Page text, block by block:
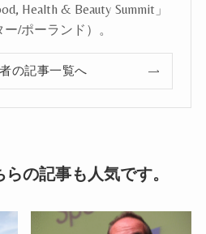
Health & Beauty Summit」
ー/ポーランド）。
の記事一覧へ
らの記事も人気です。